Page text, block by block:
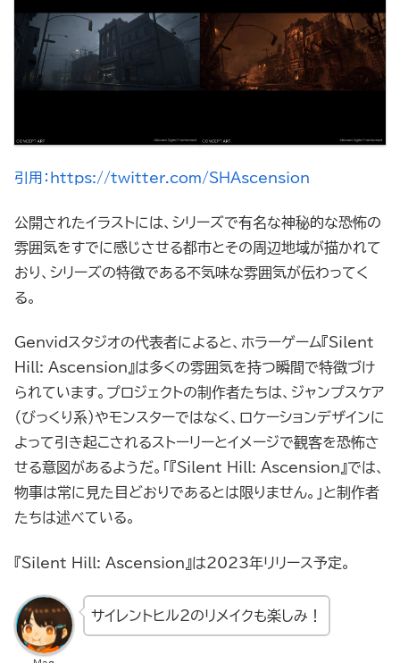
引用：https://twitter.com/SHAscension
公開されたイラストには、シリーズで有名な神秘的な恐怖の
雰囲気をすでに感じさせる都市とその周辺地域が描かれて
おり、シリーズの特徴である不気味な雰囲気が伝わってく
る。
Genvidスタジオの代表者によると、ホラーゲーム『Silent
Hill: Ascension』は多くの雰囲気を持つ瞬間で特徴づけ
られています。プロジェクトの制作者たちは、ジャンプスケア
（びっくり系）やモンスターではなく、ロケーションデザインに
よって引き起こされるストーリーとイメージで観客を恐怖さ
せる意図があるようだ。「『Silent Hill: Ascension』では、
物事は常に見た目どおりであるとは限りません。」と制作者
たちは述べている。
『Silent Hill: Ascension』は2023年リリース予定。
サイレントヒル2のリメイクも楽しみ！